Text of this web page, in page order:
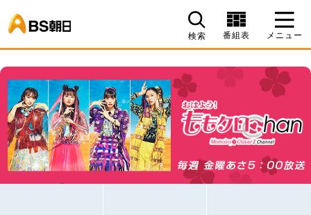
検索 番組表 メニュー